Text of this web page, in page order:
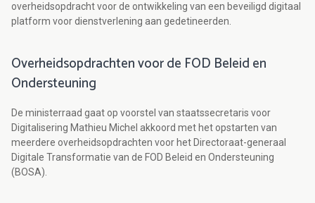
overheidsopdracht voor de ontwikkeling van een beveiligd digitaal
platform voor dienstverlening aan gedetineerden.
Overheidsopdrachten voor de FOD Beleid en
Ondersteuning
De ministerraad gaat op voorstel van staatssecretaris voor
Digitalisering Mathieu Michel akkoord met het opstarten van
meerdere overheidsopdrachten voor het Directoraat-generaal
Digitale Transformatie van de FOD Beleid en Ondersteuning
(BOSA).